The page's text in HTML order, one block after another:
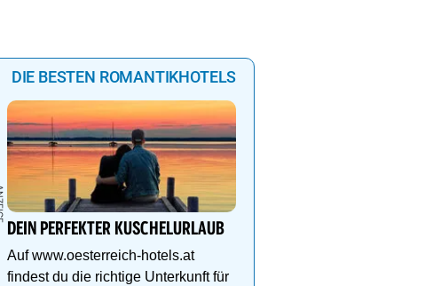
DIE BESTEN ROMANTIKHOTELS
DEIN PERFEKTER KUSCHELURLAUB
Auf www.oesterreich-hotels.at
findest du die richtige Unterkunft für